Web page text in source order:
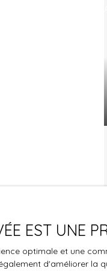
EST UNE
optimale et une
d'améliorer la